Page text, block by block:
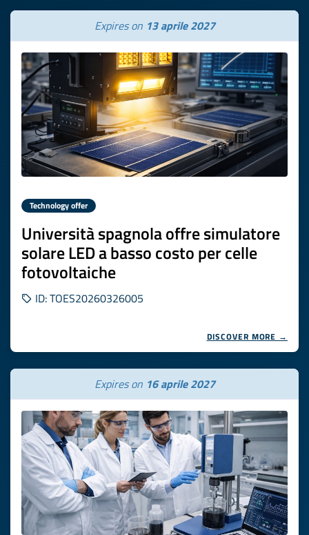
Expires on 13 aprile 2027
Technology offer
Università spagnola offre simulatore
solare LED a basso costo per celle
fotovoltaiche
ID: TOES20260326005
DISCOVER MORE →
Expires on 16 aprile 2027